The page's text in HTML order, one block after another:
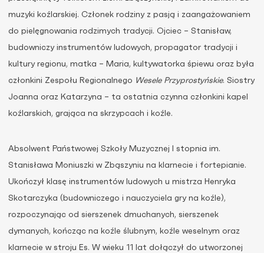
muzyki koźlarskiej. Członek rodziny z pasją i zaangażowaniem
do pielęgnowania rodzimych tradycji. Ojciec – Stanisław,
budowniczy instrumentów ludowych, propagator tradycji i
kultury regionu, matka – Maria, kultywatorka śpiewu oraz była
członkini Zespołu Regionalnego Wesele Przyprostyńskie. Siostry
Joanna oraz Katarzyna – ta ostatnia czynna członkini kapel
koźlarskich, grająca na skrzypcach i koźle.
Absolwent Państwowej Szkoły Muzycznej I stopnia im.
Stanisława Moniuszki w Zbąszyniu na klarnecie i fortepianie.
Ukończył klasę instrumentów ludowych u mistrza Henryka
Skotarczyka (budowniczego i nauczyciela gry na koźle),
rozpoczynając od sierszenek dmuchanych, sierszenek
dymanych, kończąc na koźle ślubnym, koźle weselnym oraz
klarnecie w stroju Es. W wieku 11 lat dołączył do utworzonej